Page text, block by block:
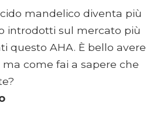
mandelico diventa più
introdotti sul mercato più
questo AHA. È bello avere
come fai a sapere che